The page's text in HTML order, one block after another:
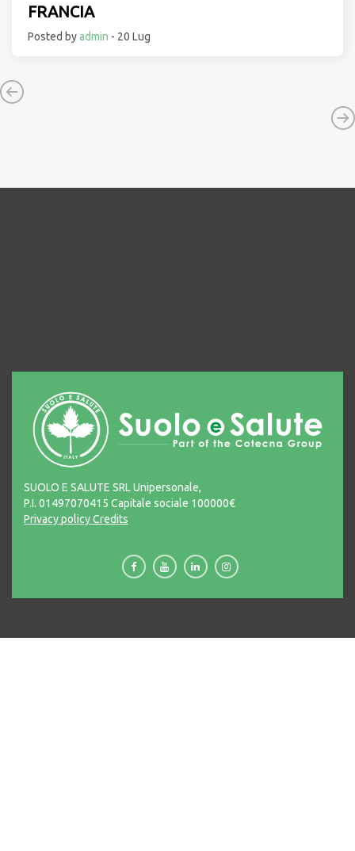
FRANCIA
Posted byadmin - 20 Lug
SUOLO E SALUTE SRL Unipersonale,
P.I. 01497070415 Capitale sociale 100000€
Privacy policyCredits